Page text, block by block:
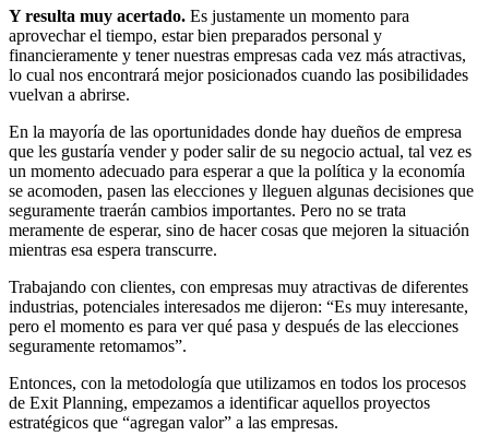
Y resulta muy acertado. Es justamente un momento para
aprovechar el tiempo, estar bien preparados personal y
financieramente y tener nuestras empresas cada vez más atractivas,
lo cual nos encontrará mejor posicionados cuando las posibilidades
vuelvan a abrirse.
En la mayoría de las oportunidades donde hay dueños de empresa
que les gustaría vender y poder salir de su negocio actual, tal vez es
un momento adecuado para esperar a que la política y la economía
se acomoden, pasen las elecciones y lleguen algunas decisiones que
seguramente traerán cambios importantes. Pero no se trata
meramente de esperar, sino de hacer cosas que mejoren la situación
mientras esa espera transcurre.
Trabajando con clientes, con empresas muy atractivas de diferentes
industrias, potenciales interesados me dijeron: “Es muy interesante,
pero el momento es para ver qué pasa y después de las elecciones
seguramente retomamos”.
Entonces, con la metodología que utilizamos en todos los procesos
de Exit Planning, empezamos a identificar aquellos proyectos
estratégicos que “agregan valor” a las empresas.